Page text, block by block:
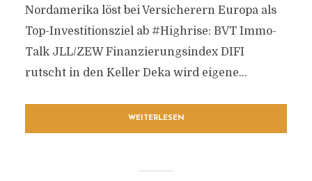
Nordamerika löst bei Versicherern Europa als
Top-Investitionsziel ab #Highrise: BVT Immo-
Talk JLL/ZEW Finanzierungsindex DIFI
rutscht in den Keller Deka wird eigene...
WEITERLESEN